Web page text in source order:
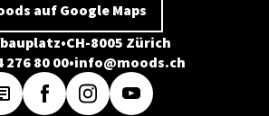
auf Google Maps
CH-8005 Zürich
276 80 00 info@moods.ch